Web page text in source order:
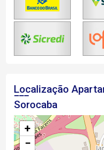
Localização
Sorocaba
+
−